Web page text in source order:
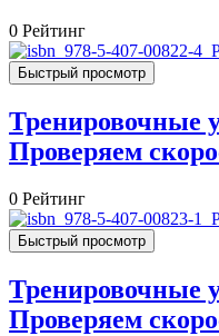
0 Рейтинг
Быстрый просмотр
Тренировочные
Проверяем
0 Рейтинг
Быстрый просмотр
Тренировочные
Проверяем